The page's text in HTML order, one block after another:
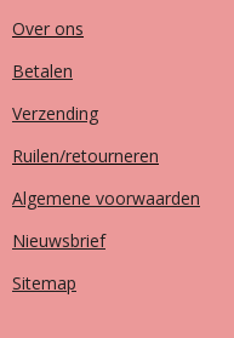
Over ons
Betalen
Verzending
Ruilen/retourneren
Algemene voorwaarden
Nieuwsbrief
Sitemap